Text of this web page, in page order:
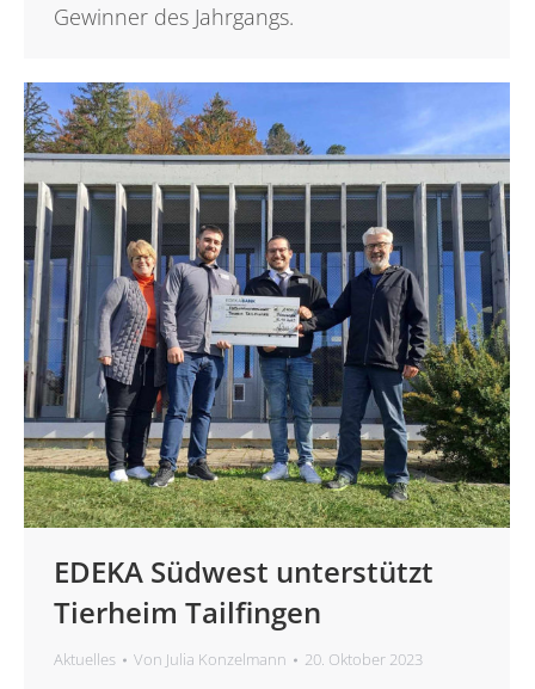
Gewinner des Jahrgangs.
EDEKA Südwest unterstützt
Tierheim Tailfingen
Aktuelles Von Julia Konzelmann 20. Oktober 2023